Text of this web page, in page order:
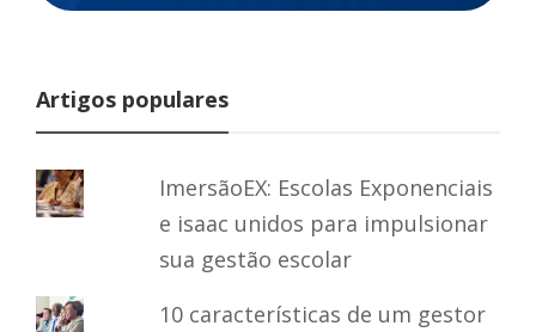
Artigos populares
ImersãoEX: Escolas Exponenciais
e isaac unidos para impulsionar
sua gestão escolar
10 características de um gestor